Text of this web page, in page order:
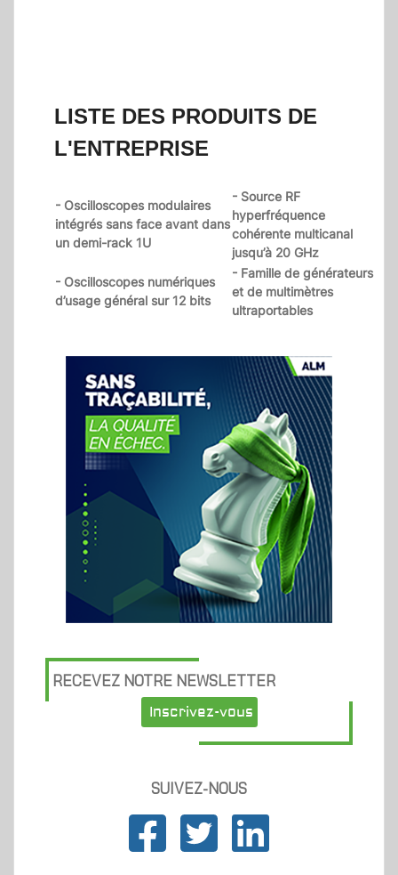
LISTE DES PRODUITS DE
L'ENTREPRISE
- Oscilloscopes modulaires
intégrés sans face avant dans
un demi-rack 1U
- Source RF
hyperfréquence
cohérente multicanal
jusqu’à 20 GHz
- Oscilloscopes numériques
d’usage général sur 12 bits
- Famille de générateurs
et de multimètres
ultraportables
RECEVEZ NOTRE NEWSLETTER
Inscrivez-vous
SUIVEZ-NOUS